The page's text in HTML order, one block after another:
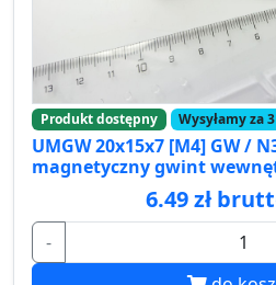
Produkt dostępny Wysyłamy za
UMGW 20x15x7 [M4] GW /
magnetyczny gwint
6.49 zł
-